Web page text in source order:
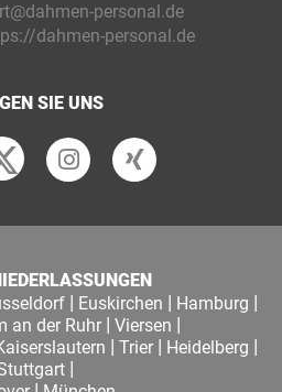
personal.de
dahmen-personal.de
SIE UNS
| Euskirchen | Hamburg |
an der Ruhr| Viersen |
| Trier | Heidelberg |
|